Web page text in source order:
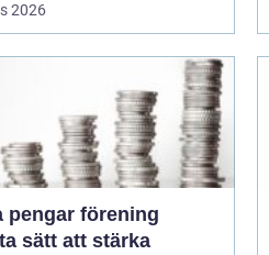
2026
pengar förening
sätt att stärka